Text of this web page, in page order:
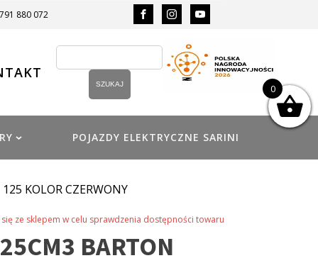
880 072
POJAZDY ELEKTRYCZNE SARINI
KOLOR CZERWONY
ze sklepem w celu sprawdzenia dostępności towaru
BARTON
0